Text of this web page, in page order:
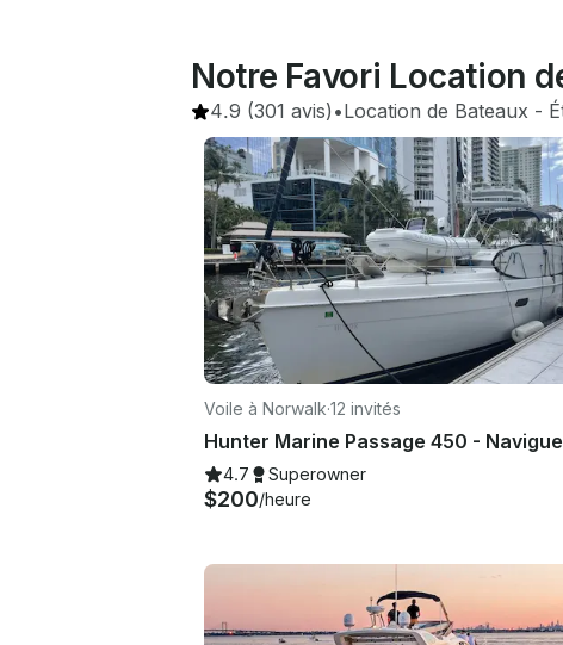
Notre Favori Location
4.9 (301 avis) •Location de Bateaux -
Voile à Norwalk·12 invités
4.7 Superowner
$200/heure